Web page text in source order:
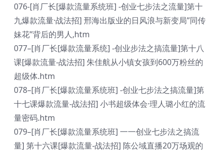
076-[肖厂长[爆款流量系统班] -创业七步法之流量]第十
九爆款流量·战法招] 邢海出版业的日风浪与新变局”同传
妹花”背后的男人,htm
077–[肖厂长[爆款流量系统] -创业步法之搞流量]第十八
课[爆款流量-战法招] 朱佳航从小镇女孩到600万粉丝的
超级体.htm
078–[肖厂长[爆款流量系统班] -创业七步法之搞流量]第
十七课爆款流量-战法招] 小书超级体会·理人璐小红的流
量密码.htm
079–[肖厂长[爆款流量系统班] 一一创业七步法之搞流
量] 第十六课[爆款流量-战法招] 陈公域直播20万场观的